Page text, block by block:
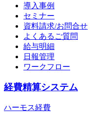
導入事例
セミナー
資料請求/お問合せ
よくあるご質問
給与明細
日報管理
ワークフロー
経費精算システム
ハーモス経費